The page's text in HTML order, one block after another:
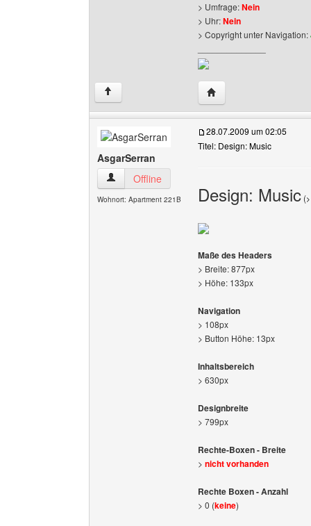
> Umfrage:Nein
> Uhr:Nein
> Copyright unter Navigation:
↑ Website dieses
AsgarSerran
AsgarSerran Benutzer-Profile anzeigen
Offline
Wohnort: Apartment 221B
28.07.2009 um 02:05
Titel: Design: Music
Design: Music (
Maße des Headers
> Breite: 877px
> Höhe: 133px
Navigation
> 108px
> Button Höhe: 13px
Inhaltsbereich
> 630px
Designbreite
> 799px
Rechte-Boxen - Breite
> nicht vorhanden
Rechte Boxen - Anzahl
> 0 (keine)